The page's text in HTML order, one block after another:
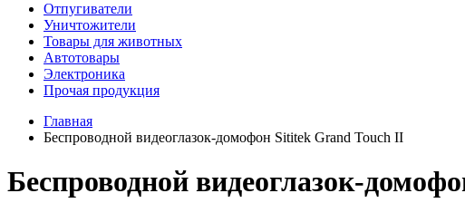
Отпугиватели
Уничтожители
Товары для животных
Автотовары
Электроника
Прочая продукция
Главная
Беспроводной видеоглазок-домофон Sititek Grand Touch II
Беспроводной видеоглазок-